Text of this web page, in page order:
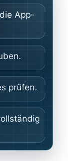
App-
prüfen.